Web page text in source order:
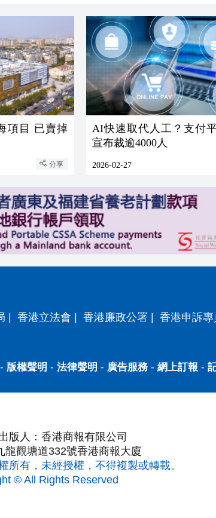
項目 已賣掉
分享
AI快速取代人工？支付
宣布裁逾4000人
2026-02-27
香港立法會 香港廉政公署
香港申訴
- 版權聲明 - 法律聲明 - 廣告服務- 網上訂報 -
版人：香港商報有限公司
龍觀塘道332號香港商報大廈
所有，未經授權，不得複製或轉載。
© All Rights Reserved